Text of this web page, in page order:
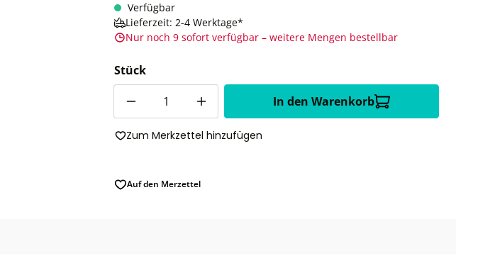
Verfügbar
Lieferzeit: 2-4 Werktage*
Nur noch 9 sofort verfügbar – weitere Mengen bestellbar
Stück
In den Warenkorb
Zum Merkzettel hinzufügen
Auf den Merzettel